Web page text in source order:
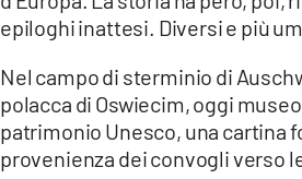
epiloghi inattesi. Diversi e più
Nel campo di sterminio di
polacca di Oswiecim, oggi
patrimonio Unesco, una cartina
provenienza dei convogli verso le